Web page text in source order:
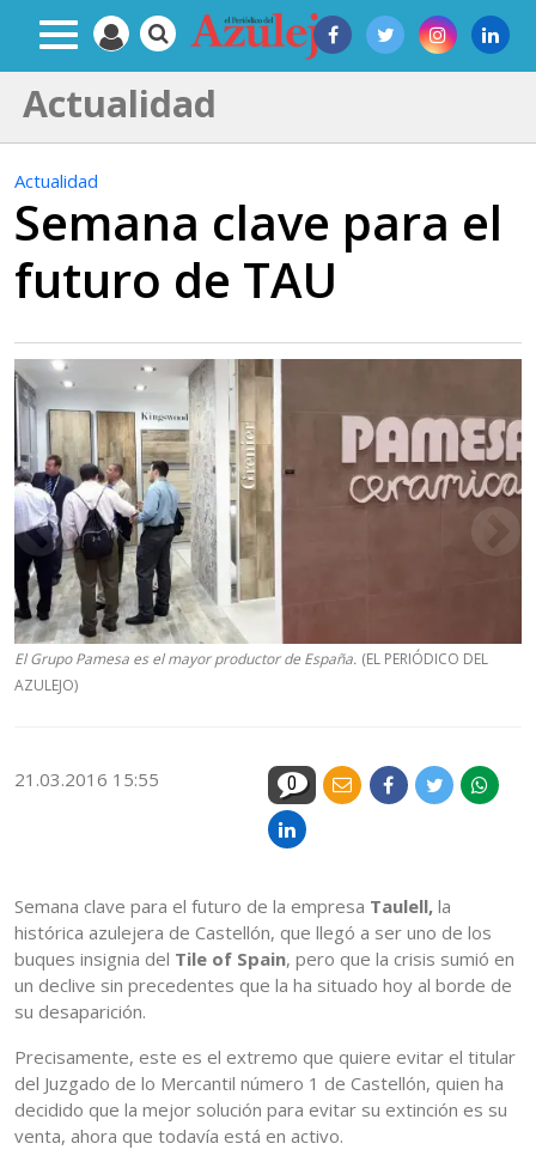
Actualidad
Actualidad
Semana clave para el
futuro de TAU
El Grupo Pamesa es el mayor productor de España. (EL PERIÓDICO DEL
AZULEJO)
21.03.2016 15:55 0
Semana clave para el futuro de la empresa Taulell, la
histórica azulejera de Castellón, que llegó a ser uno de los
buques insignia del Tile of Spain, pero que la crisis sumió en
un declive sin precedentes que la ha situado hoy al borde de
su desaparición.
Precisamente, este es el extremo que quiere evitar el titular
del Juzgado de lo Mercantil número 1 de Castellón, quien ha
decidido que la mejor solución para evitar su extinción es su
venta, ahora que todavía está en activo.